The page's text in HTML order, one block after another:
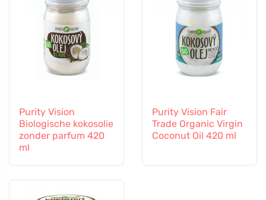
Purity Vision
Biologische kokosolie
zonder parfum 420
ml
Purity Vision Fair
Trade Organic Virgin
Coconut Oil 420 ml